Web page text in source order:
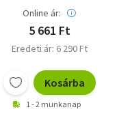
Online ár:
5 661 Ft
Eredeti ár: 6 290 Ft
Kosárba
1 - 2 munkanap